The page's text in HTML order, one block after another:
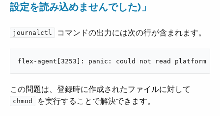
設定を読み込めませんでした)」
journalctl ​ コマンドの出力には次の行が含まれます。
flex-agent[3253]: panic: could not read platform
この問題は、登録時に作成されたファイルに対して ​
chmod ​ を実行することで解決できます。